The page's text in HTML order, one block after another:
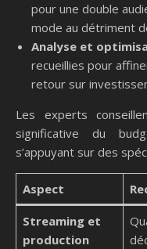
pour une double
mode au détriment
Analyse et
recueillies pour
retour sur
Les experts
significative du
s’appuyant sur des
Aspect
Streaming et
production